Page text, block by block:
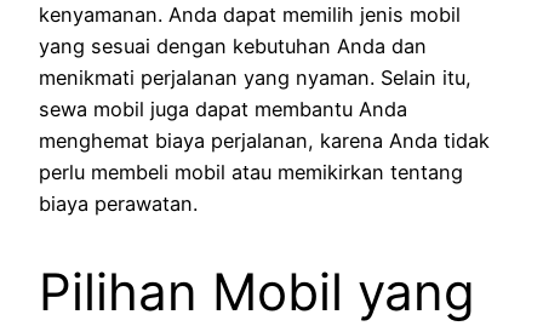
kenyamanan. Anda dapat memilih jenis mobil
yang sesuai dengan kebutuhan Anda dan
menikmati perjalanan yang nyaman. Selain itu,
sewa mobil juga dapat membantu Anda
menghemat biaya perjalanan, karena Anda tidak
perlu membeli mobil atau memikirkan tentang
biaya perawatan.
Pilihan Mobil yang